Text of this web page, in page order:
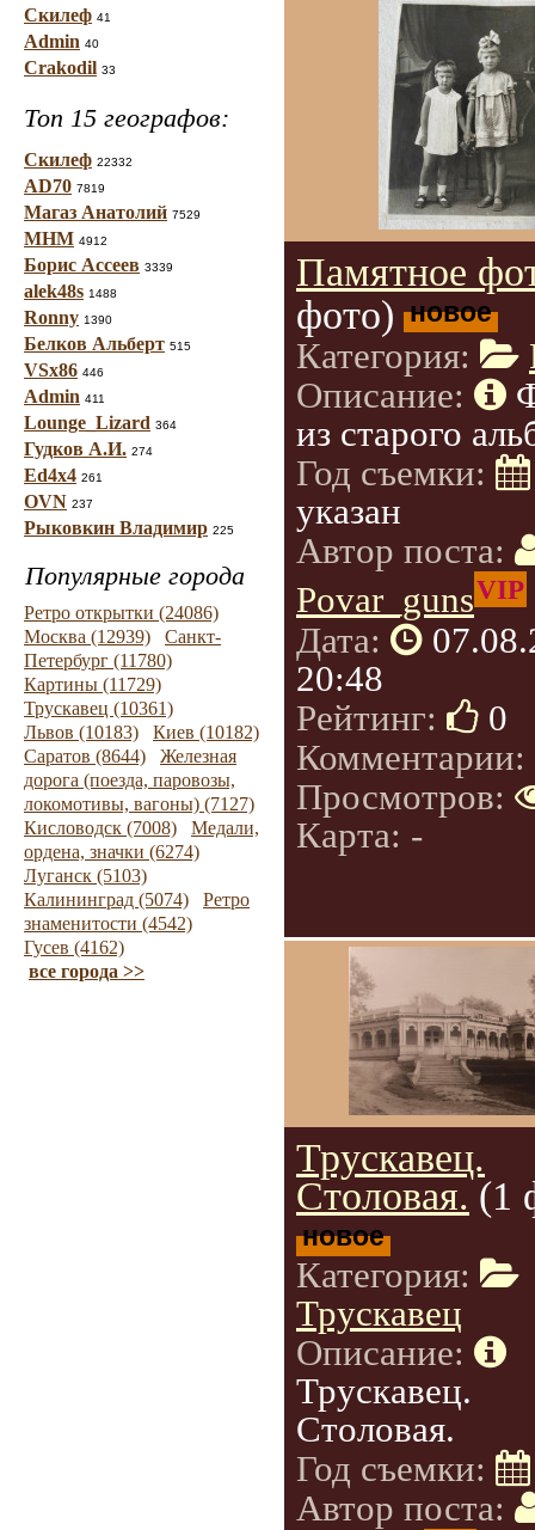
Скилеф 41
Admin 40
Crakodil 33
Топ 15 географов:
Скилеф 22332
AD70 7819
Магаз Анатолий 7529
МНМ 4912
Борис Ассеев 3339
alek48s 1488
Ronny 1390
Белков Альберт 515
VSx86 446
Admin 411
Lounge_Lizard 364
Гудков А.И. 274
Ed4x4 261
OVN 237
Рыковкин Владимир 225
Популярные города
Ретро открытки (24086)
Москва (12939)
Санкт-
Петербург (11780)
Картины (11729)
Трускавец (10361)
Львов (10183)
Киев (10182)
Саратов (8644)
Железная
дорога (поезда, паровозы,
локомотивы, вагоны) (7127)
Кисловодск (7008)
Медали,
ордена, значки (6274)
Луганск (5103)
Калининград (5074)
Ретро
знаменитости (4542)
Гусев (4162)
все города >>
Памятное
фото) новое
Категория:
Описание:
из старого
Год съемки:
указан
Автор поста:
Povar_gunsVIP
Дата:
20:48
Рейтинг:
0
Комментарии:
Просмотров:
Карта: -
Трускавец.
Столовая. (1
новое
Категория:
Трускавец
Описание:
Трускавец.
Столовая.
Год съемки:
Автор поста: